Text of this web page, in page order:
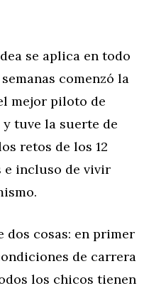
se aplica en todo
comenzó la
mejor piloto de
tuve la suerte de
retos de los 12
e incluso de vivir
dos cosas: en primer
de carrera
los chicos tienen